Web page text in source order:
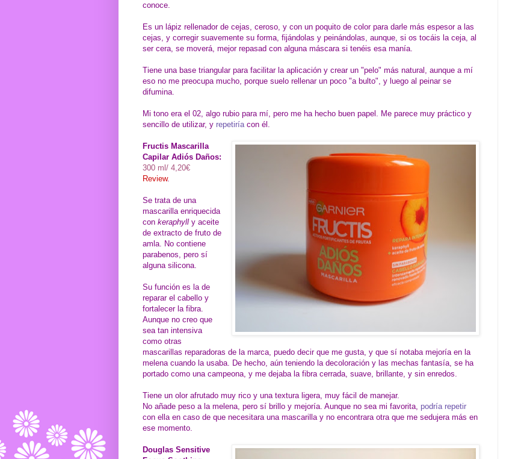
conoce.
Es un lápiz rellenador de cejas, ceroso, y con un poquito de color para darle más espesor a las
cejas, y corregir suavemente su forma, fijándolas y peinándolas, aunque, si os tocáis la ceja, al
ser cera, se moverá, mejor repasad con alguna máscara si tenéis esa manía.
Tiene una base triangular para facilitar la aplicación y crear un "pelo" más natural, aunque a mí
eso no me preocupa mucho, porque suelo rellenar un poco "a bulto", y luego al peinar se
difumina.
Mi tono era el 02, algo rubio para mí, pero me ha hecho buen papel. Me parece muy práctico y
sencillo de utilizar, y repetiríacon él.
Fructis Mascarilla
Capilar Adiós Daños:
300 ml/ 4,20€
Review.
Se trata de una
mascarilla enriquecida
con keraphyll y aceite
de extracto de fruto de
amla. No contiene
parabenos, pero sí
alguna silicona.
Su función es la de
reparar el cabello y
fortalecer la fibra.
Aunque no creo que
sea tan intensiva
como otras
mascarillas reparadoras de la marca, puedo decir que me gusta, y que sí notaba mejoría en la
melena cuando la usaba. De hecho, aún teniendo la decoloración y las mechas fantasía, se ha
portado como una campeona, y me dejaba la fibra cerrada, suave, brillante, y sin enredos.
Tiene un olor afrutado muy rico y una textura ligera, muy fácil de manejar.
No añade peso a la melena, pero sí brillo y mejoría. Aunque no sea mi favorita, podría repetir
con ella en caso de que necesitara una mascarilla y no encontrara otra que me sedujera más en
ese momento.
Douglas Sensitive